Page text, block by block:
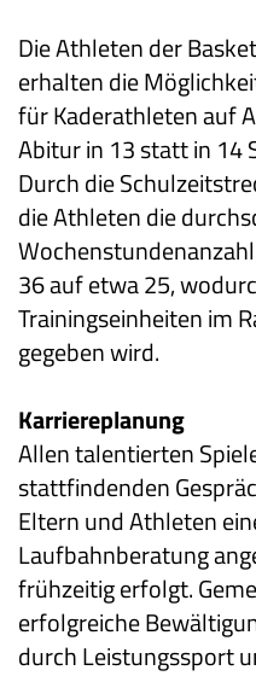
Die Athleten der
erhalten die
für Kaderathleten auf
Abitur in 13 statt in 14
Durch die
die Athleten die
36 auf etwa 25,
Trainingseinheiten im
gegeben wird.
Karriereplanung
Allen talentierten
stattfindenden
Eltern und Athleten
Laufbahnberatung
frühzeitig erfolgt.
erfolgreiche
durch Leistungssport